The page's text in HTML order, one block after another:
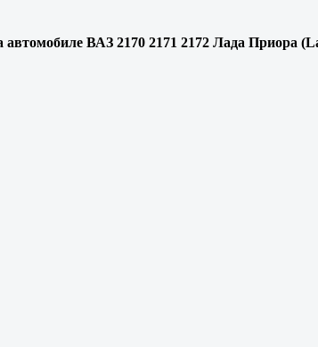
автомобиле ВАЗ 2170 2171 2172 Лада Приора